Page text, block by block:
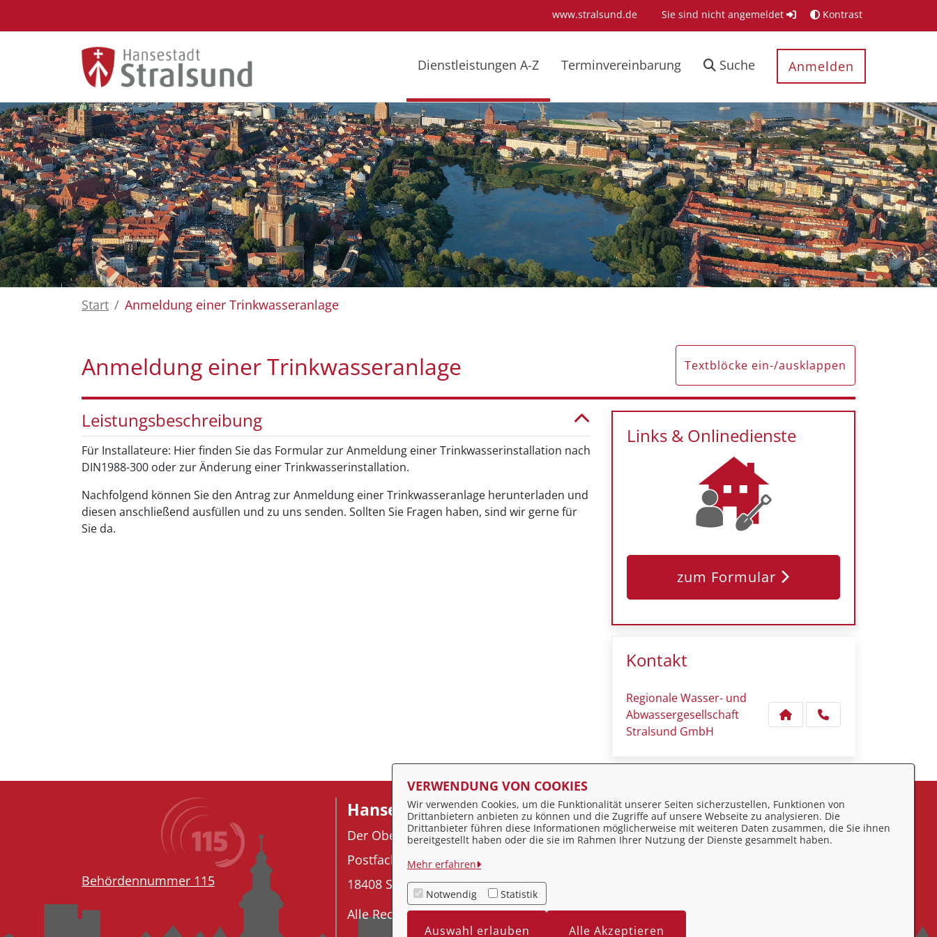
www.stralsund.de Sie sind nicht angemeldet Kontrast
Dienstleistungen A-Z Terminvereinbarung Suche Anmelden
Start Anmeldung einer Trinkwasseranlage
Anmeldung einer Trinkwasseranlage Textblöcke ein-/ausklappen
Leistungsbeschreibung
Für Installateure: Hier finden Sie das Formular zur Anmeldung einer Trinkwasserinstallation nach
DIN1988-300 oder zur Änderung einer Trinkwasserinstallation.
Nachfolgend können Sie den Antrag zur Anmeldung einer Trinkwasseranlage herunterladen und
diesen anschließend ausfüllen und zu uns senden. Sollten Sie Fragen haben, sind wir gerne für
Sie da.
Links & Onlinedienste
zum Formular
Kontakt
Regionale Wasser- und
Abwassergesellschaft
Stralsund GmbH
Behördennummer 115
Hansestadt Stralsund
Der Oberbürgermeister
Postfach 2145
18408 Stralsund
Alle Rechte vorbehalten
Feedback
Impressum
VERWENDUNG VON COOKIES
Wir verwenden Cookies, um die Funktionalität unserer Seiten sicherzustellen, Funktionen von
Drittanbietern anbieten zu können und die Zugriffe auf unsere Webseite zu analysieren. Die
Drittanbieter führen diese Informationen möglicherweise mit weiteren Daten zusammen, die Sie ihnen
bereitgestellt haben oder die sie im Rahmen Ihrer Nutzung der Dienste gesammelt haben.
Mehr erfahren
Notwendig Statistik
Auswahl erlauben Alle Akzeptieren